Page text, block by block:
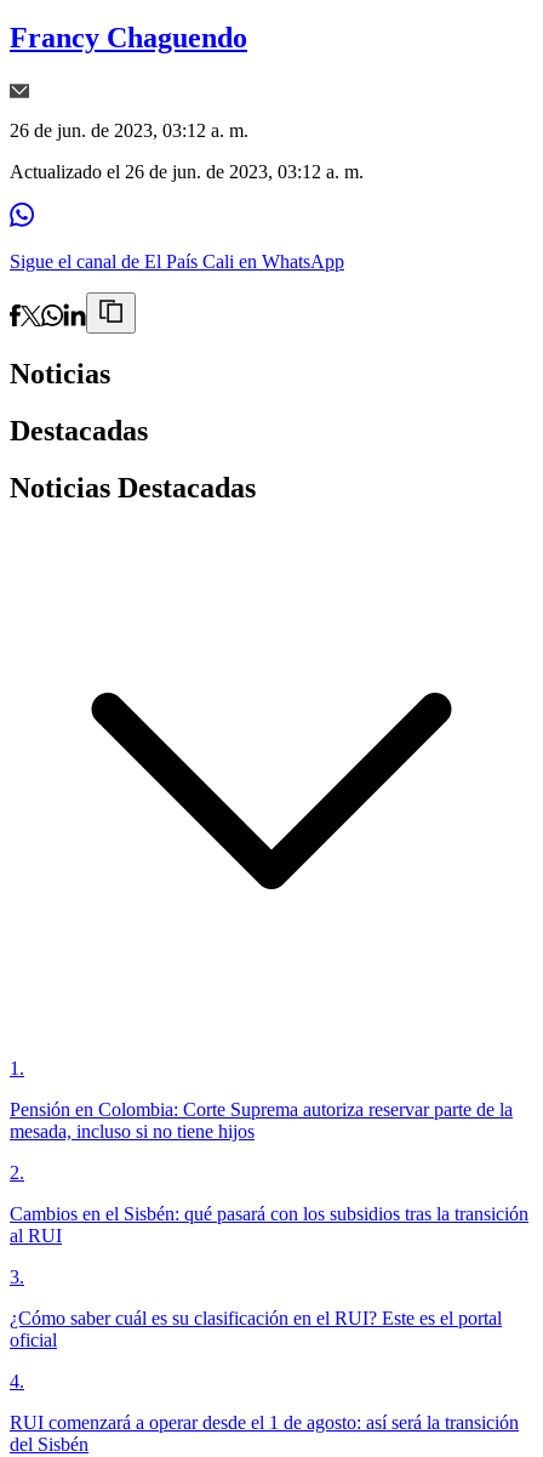
Francy Chaguendo
26 de jun. de 2023, 03:12 a. m.
Actualizado el 26 de jun. de 2023, 03:12 a. m.
Sigue el canal de El País Cali en WhatsApp
Noticias
Destacadas
Noticias Destacadas
1 .
Pensión en Colombia: Corte Suprema autoriza reservar parte de la
mesada, incluso si no tiene hijos
2.
Cambios en el Sisbén: qué pasará con los subsidios tras la transición
al RUI
3.
¿Cómo saber cuál es su clasificación en el RUI? Este es el portal
oficial
4.
RUI comenzará a operar desde el 1 de agosto: así será la transición
del Sisbén